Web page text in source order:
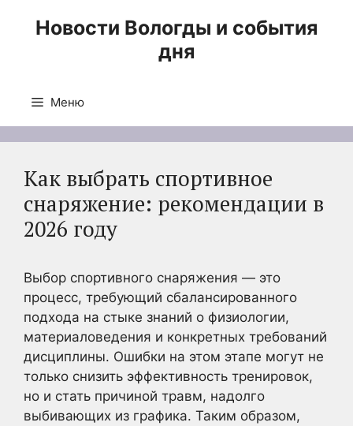
Новости Вологды и события
дня
Меню
Как выбрать спортивное
снаряжение: рекомендации в
2026 году
Выбор спортивного снаряжения — это
процесс, требующий сбалансированного
подхода на стыке знаний о физиологии,
материаловедения и конкретных требований
дисциплины. Ошибки на этом этапе могут не
только снизить эффективность тренировок,
но и стать причиной травм, надолго
выбивающих из графика. Таким образом,